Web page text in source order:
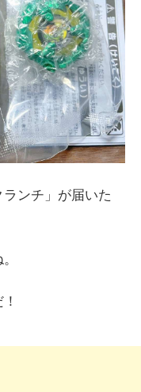
ンチ」が届いた